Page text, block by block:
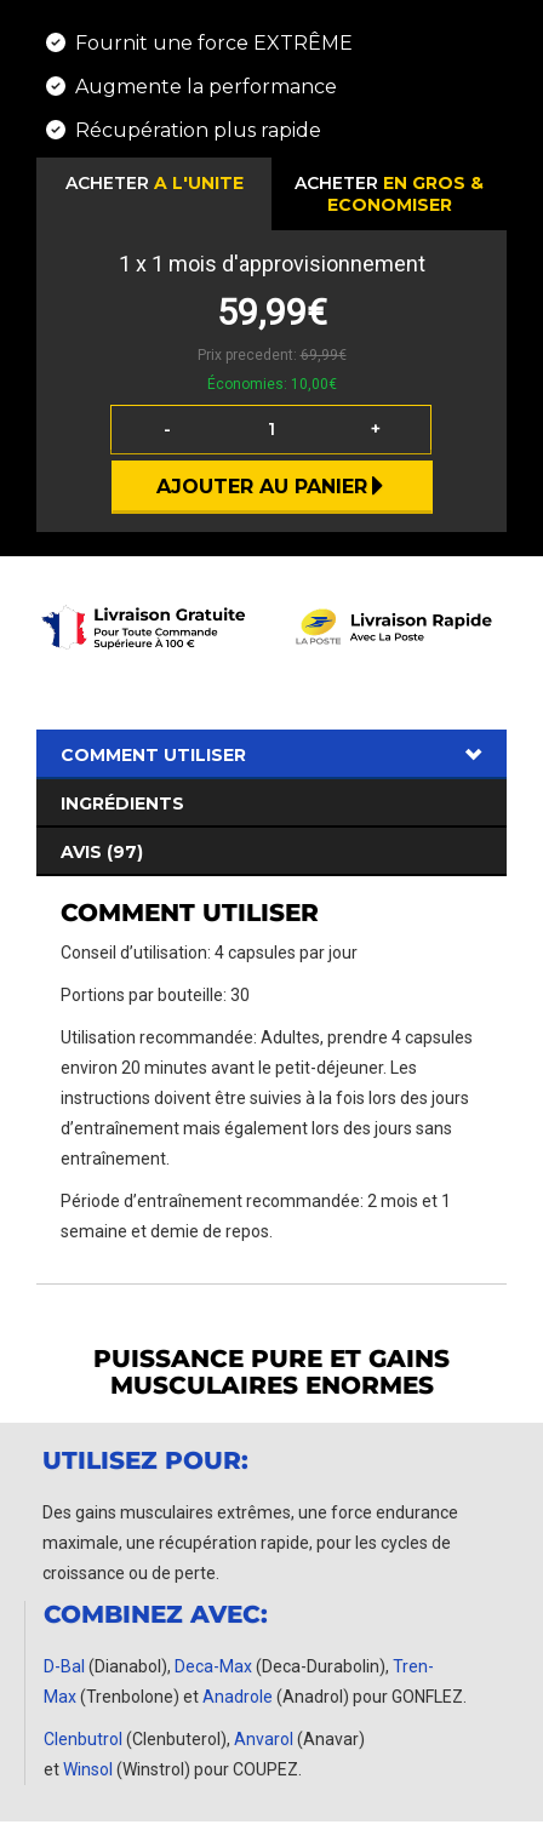
Fournit une force EXTRÊME
Augmente la performance
Récupération plus rapide
ACHETER A L'UNITE ACHETER EN GROS &
ECONOMISER
1 x 1 mois d'approvisionnement
59,99€
Prix precedent:69,99€
Économies: 10,00€
- +
AJOUTER AU PANIER
COMMENT UTILISER
INGRÉDIENTS
AVIS (97)
COMMENT UTILISER
Conseil d’utilisation: 4 capsules par jour
Portions par bouteille: 30
Utilisation recommandée: Adultes, prendre 4 capsules
environ 20 minutes avant le petit-déjeuner. Les
instructions doivent être suivies à la fois lors des jours
d’entraînement mais également lors des jours sans
entraînement.
Période d’entraînement recommandée: 2 mois et 1
semaine et demie de repos.
PUISSANCE PURE ET GAINS
MUSCULAIRES ENORMES
UTILISEZ POUR:
Des gains musculaires extrêmes, une force endurance
maximale, une récupération rapide, pour les cycles de
croissance ou de perte.
COMBINEZ AVEC:
D-Bal (Dianabol), Deca-Max(Deca-Durabolin), Tren-
Max(Trenbolone) etAnadrole (Anadrol) pour GONFLEZ.
Clenbutrol (Clenbuterol), Anvarol (Anavar)
etWinsol (Winstrol) pour COUPEZ.